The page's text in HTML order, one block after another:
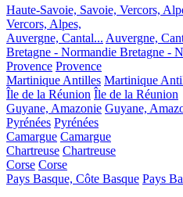
Haute-Savoie, Savoie, Vercors,
Vercors, Alpes,
Auvergne, Cantal... Auvergne,
Bretagne - Normandie Bretagne -
Provence Provence
Martinique Antilles Martinique
Île de la Réunion Île de la Réunion
Guyane, Amazonie Guyane,
Pyrénées Pyrénées
Camargue Camargue
Chartreuse Chartreuse
Corse Corse
Pays Basque, Côte Basque Pays